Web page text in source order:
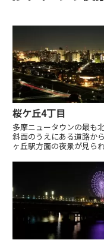
桜ケ丘4丁目
多摩ニュータウンの最も
斜面のうえにある道路か
ヶ丘駅方面の夜景が見ら
す。